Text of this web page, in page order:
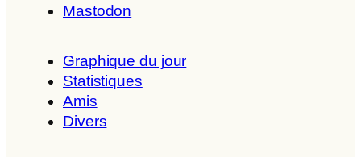
Mastodon
Graphique du jour
Statistiques
Amis
Divers